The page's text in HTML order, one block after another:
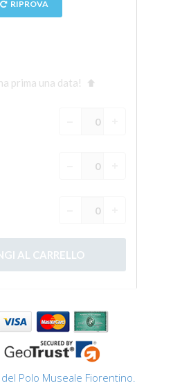
Polo Museale Fiorentino.